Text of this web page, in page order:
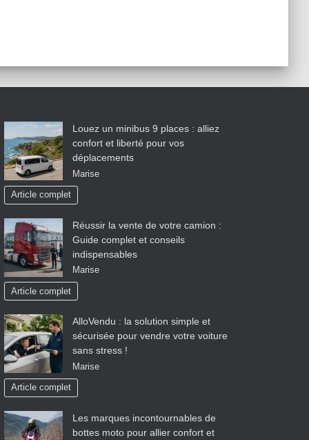
Louez un minibus 9 places : alliez
confort et liberté pour vos
déplacements
Marise
Article complet
Réussir la vente de votre camion :
Guide complet et conseils
indispensables
Marise
Article complet
AlloVendu : la solution simple et
sécurisée pour vendre votre voiture
sans stress !
Marise
Article complet
Les marques incontournables de
bottes moto pour allier confort et